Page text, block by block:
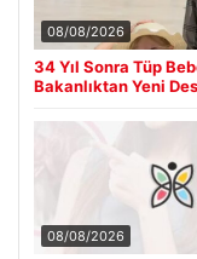
08/08/2026
34 Yıl Sonra Tüp
Bakanlıktan Yeni
08/08/2026